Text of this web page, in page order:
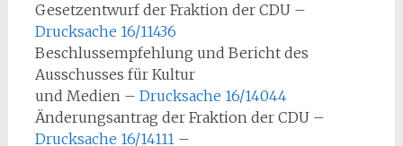
Gesetzentwurf der Fraktion der CDU –
Drucksache 16/11436
Beschlussempfehlung und Bericht des
Ausschusses für Kultur
und Medien – Drucksache 16/14044
Änderungsantrag der Fraktion der CDU –
Drucksache 16/14111–